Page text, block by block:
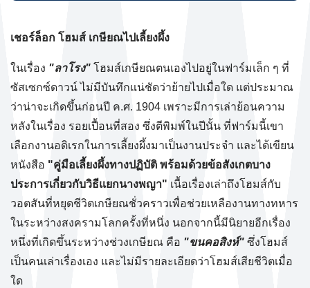
เชอร์ล็อก โฮมส์ เกษียณไปเลี้ยงผึ้ง
ในเรื่อง "ลาโรง" โฮมส์เกษียณตนเองไปอยู่ในฟาร์มเล็ก ๆ ที่
ซัสเซกซ์ดาวน์ ไม่มีบันทึกแน่ชัดว่าย้ายไปเมื่อใด แต่ประมาณ
ว่าน่าจะเกิดขึ้นก่อนปี ค.ศ. 1904 เพราะมีการเล่าย้อนความ
หลังในเรื่อง รอยเปื้อนที่สอง ซึ่งตีพิมพ์ในปีนั้น ที่ฟาร์มนี้เขา
เลือกงานอดิเรกในการเลี้ยงผึ้งมาเป็นงานประจำ และได้เขียน
หนังสือ "คู่มือเลี้ยงผึ้งทางปฏิบัติ พร้อมด้วยข้อสังเกตบาง
ประการเกี่ยวกับวิธีแยกนางพญา" เนื้อเรื่องเล่าถึงโฮมส์กับ
วอตสันที่หยุดชีวิตเกษียณชั่วคราวเพื่อช่วยเหลืองานทางทหาร
ในระหว่างสงครามโลกครั้งที่หนึ่ง นอกจากนี้มีนิยายอีกเรื่อง
หนึ่งที่เกิดขึ้นระหว่างช่วงเกษียณ คือ "ขนคอสิงห์" ซึ่งโฮมส์
เป็นคนเล่าเรื่องเอง และไม่มีรายละเอียดว่าโฮมส์เสียชีวิตเมื่อ
ใด